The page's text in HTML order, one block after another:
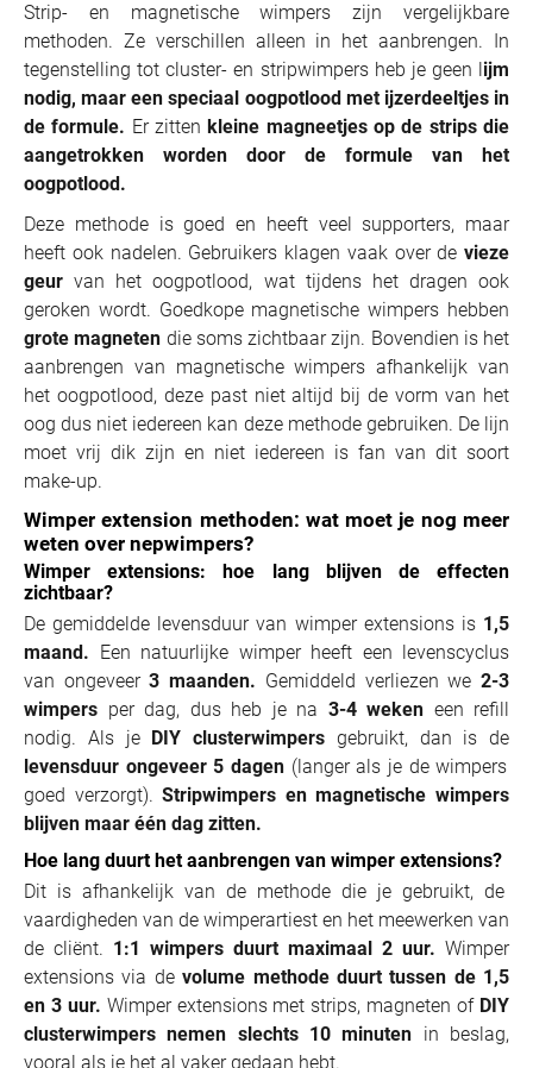
Strip- en magnetische wimpers zijn vergelijkbare
methoden. Ze verschillen alleen in het aanbrengen. In
tegenstelling tot cluster- en stripwimpers heb je geen lijm
nodig, maar een speciaal oogpotlood met ijzerdeeltjes in
de formule. Er zittenkleine magneetjes op de strips die
aangetrokken worden door de formule van het
oogpotlood.
Deze methode is goed en heeft veel supporters, maar
heeft ook nadelen. Gebruikers klagen vaak over de vieze
geur van het oogpotlood, wat tijdens het dragen ook
geroken wordt. Goedkope magnetische wimpers hebben
grote magneten die soms zichtbaar zijn. Bovendien is het
aanbrengen van magnetische wimpers afhankelijk van
het oogpotlood, deze past niet altijd bij de vorm van het
oog dus niet iedereen kan deze methode gebruiken. De lijn
moet vrij dik zijn en niet iedereen is fan van dit soort
make-up.
Wimper extension methoden: wat moet je nog meer
weten over nepwimpers?
Wimper extensions: hoe lang blijven de effecten
zichtbaar?
De gemiddelde levensduur van wimper extensions is1,5
maand. Een natuurlijke wimper heeft een levenscyclus
van ongeveer3 maanden. Gemiddeld verliezen we2-3
wimpers per dag, dus heb je na 3-4 weken een refill
nodig. Als je DIY clusterwimpers gebruikt, dan is de
levensduur ongeveer 5 dagen (langer als je de wimpers
goed verzorgt).Stripwimpers en magnetische wimpers
blijven maar één dag zitten.
Hoe lang duurt het aanbrengen van wimper extensions?
Dit is afhankelijk van de methode die je gebruikt, de
vaardigheden van de wimperartiest en het meewerken van
de cliënt. 1:1 wimpers duurt maximaal 2 uur. Wimper
extensions via devolume methode duurt tussen de 1,5
en 3 uur. Wimper extensions met strips, magneten ofDIY
clusterwimpers nemen slechts 10 minuten in beslag,
vooral als je het al vaker gedaan hebt.